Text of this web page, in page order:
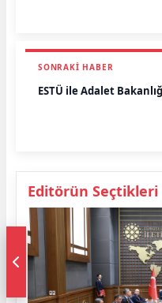
SONRAKI HABER
ESTÜ ile Adalet
Editörün Seçtikleri